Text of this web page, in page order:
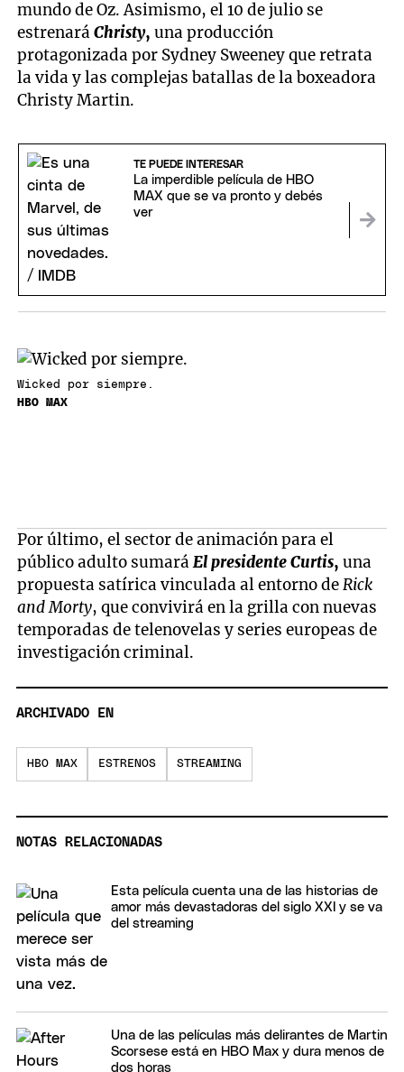
mundo de Oz. Asimismo, el 10 de julio se
estrenaráChristy, una producción
protagonizada por Sydney Sweeney que retrata
la vida y las complejas batallas de la boxeadora
Christy Martin.
TE PUEDE INTERESAR
La imperdible película de HBO
MAX que se va pronto y debés
ver
Wicked por siempre.
HBO MAX
Por último, el sector de animación para el
público adulto sumaráEl presidente Curtis,una
propuesta satírica vinculada al entorno deRick
and Morty, que convivirá en la grilla con nuevas
temporadas de telenovelas y series europeas de
investigación criminal.
ARCHIVADO EN
HBO MAX ESTRENOS STREAMING
NOTAS RELACIONADAS
Esta película cuenta una de las historias de
amor más devastadoras del siglo XXI y se va
del streaming
Una de las películas más delirantes de Martin
Scorsese está en HBO Max y dura menos de
dos horas